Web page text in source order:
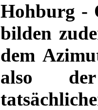
Hohburg -
bilden
dem
also